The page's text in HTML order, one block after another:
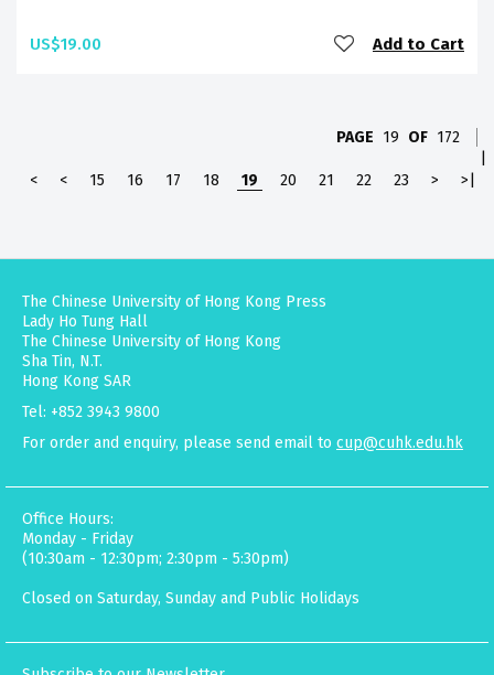
US$19.00 Add to Cart
PAGE 19 OF 172
<
< 15 16 17 18 19 20 21 22 23 > >|
The Chinese University of Hong Kong Press
Lady Ho Tung Hall
The Chinese University of Hong Kong
Sha Tin, N.T.
Hong Kong SAR
Tel: +852 3943 9800
For order and enquiry, please send email to cup@cuhk.edu.hk
Office Hours:
Monday - Friday
(10:30am - 12:30pm; 2:30pm - 5:30pm)
Closed on Saturday, Sunday and Public Holidays